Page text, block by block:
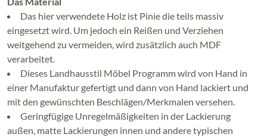
Das hier verwendete Holz ist Pinie die teils massiv
eingesetzt wird. Um jedoch ein Reißen und Verziehen
weitgehend zu vermeiden, wird zusätzlich auch MDF
verarbeitet.
Dieses Landhausstil Möbel Programm wird von Hand in
einer Manufaktur gefertigt und dann von Hand lackiert und
mit den gewünschten Beschlägen/Merkmalen versehen.
Geringfügige Unregelmäßigkeiten in der Lackierung
außen, matte Lackierungen innen und andere typischen